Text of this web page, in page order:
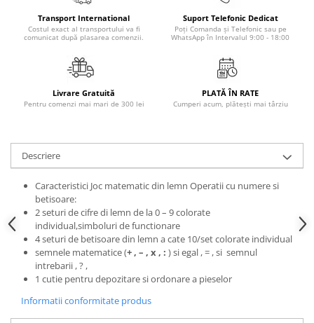
Medicina & Farmacie
Medicina Pentru Toti
SealfHealing
Starea de bine
AudioBook
Beletristica
Biografii, Memorii, Jurnale
Carti erotice
Carti pentru Adolescenti, Young
Adult
Crime, Thriller, Mistery
Literatura Romana
Transport International
Costul exact al transportului va fi
comunicat după plasarea comenzii.
Suport Telefonic Dedicat
Poți Comanda și Telefonic sau pe
WhatsApp în Intervalul 9:00 - 18:00
Livrare Gratuită
Pentru comenzi mai mari de 300 lei
PLATĂ ÎN RATE
Cumperi acum, plătești mai târziu
Descriere
Caracteristici Joc matematic din lemn Operatii cu numere si
betisoare:
2 seturi de cifre di lemn de la 0 – 9 colorate
individual,simboluri de functionare
4 seturi de betisoare din lemn a cate 10/set colorate individual
semnele matematice (+ , – , x , : ) si egal , = , si semnul
intrebarii , ? ,
1 cutie pentru depozitare si ordonare a pieselor
Informatii conformitate produs